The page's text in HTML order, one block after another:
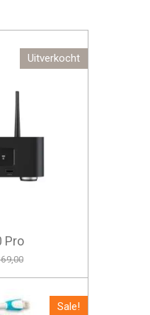
Uitverkocht
Pro
Sale!